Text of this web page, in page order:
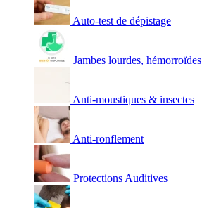
Auto-test de dépistage
Jambes lourdes, hémorroïdes
Anti-moustiques & insectes
Anti-ronflement
Protections Auditives